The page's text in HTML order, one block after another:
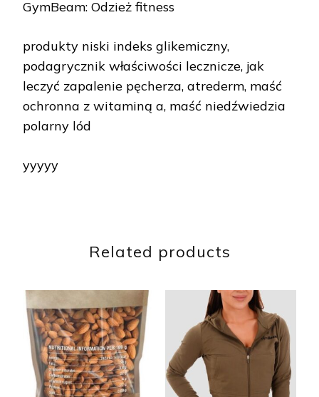
GymBeam: Odzież fitness
produkty niski indeks glikemiczny,
podagrycznik właściwości lecznicze, jak
leczyć zapalenie pęcherza, atrederm, maść
ochronna z witaminą a, maść niedźwiedzia
polarny lód
yyyyy
Related products